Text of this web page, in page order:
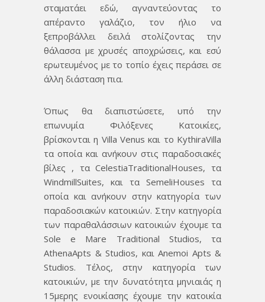
σταματάει εδώ, αγναντεύοντας το
απέραντο γαλάζιο, τον ήλιο να
ξεπροβάλλει δειλά στολίζοντας την
θάλασσα με χρυσές αποχρώσεις, και εσύ
ερωτευμένος με το τοπίο έχεις περάσει σε
άλλη διάσταση πια.
Όπως θα διαπιστώσετε, υπό την
επωνυμία Φιλόξενες Κατοικίες,
βρίσκονται η Villa Venus και το KythiraVilla
τα οποία και ανήκουν στις παραδοσιακές
βίλες , τα CelestiaTraditionalHouses, τα
WindmillSuites, και τα SemeliHouses τα
οποία και ανήκουν στην κατηγορία των
παραδοσιακών κατοικιών. Στην κατηγορία
των παραθαλάσσιων κατοικιών έχουμε τα
Sole e Mare Traditional Studios, τα
AthenaApts & Studios, και Αnemoi Apts &
Studios. Τέλος, στην κατηγορία των
κατοικιών, με την δυνατότητα μηνιαιάς η
15μερης ενοικίασης έχουμε την κατοικία